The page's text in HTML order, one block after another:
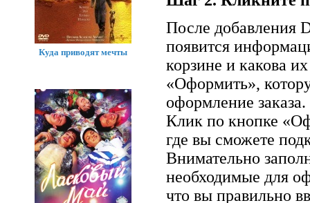
После добавления
появится
корзине и какова
«Оформить»,
оформление заказа.
Клик по кнопке
где вы сможете
Внимательно
необходимые для
что вы правильно
Куда приводят мечты